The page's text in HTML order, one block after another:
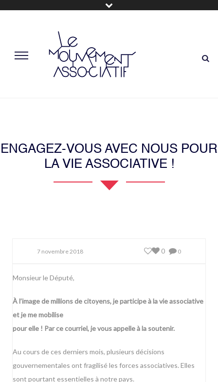
ENGAGEZ-VOUS AVEC NOUS POUR
LA VIE ASSOCIATIVE !
7 novembre 2018 0
0
Monsieur le Député,
À l’image de millions de citoyens, je participe à la vie associative
et je me mobilise
pour elle ! Par ce courriel, je vous appelle à la soutenir.
Au cours de ces derniers mois, plusieurs décisions
gouvernementales ont fragilisé les forces associatives. Elles
sont pourtant essentielles à notre pays.